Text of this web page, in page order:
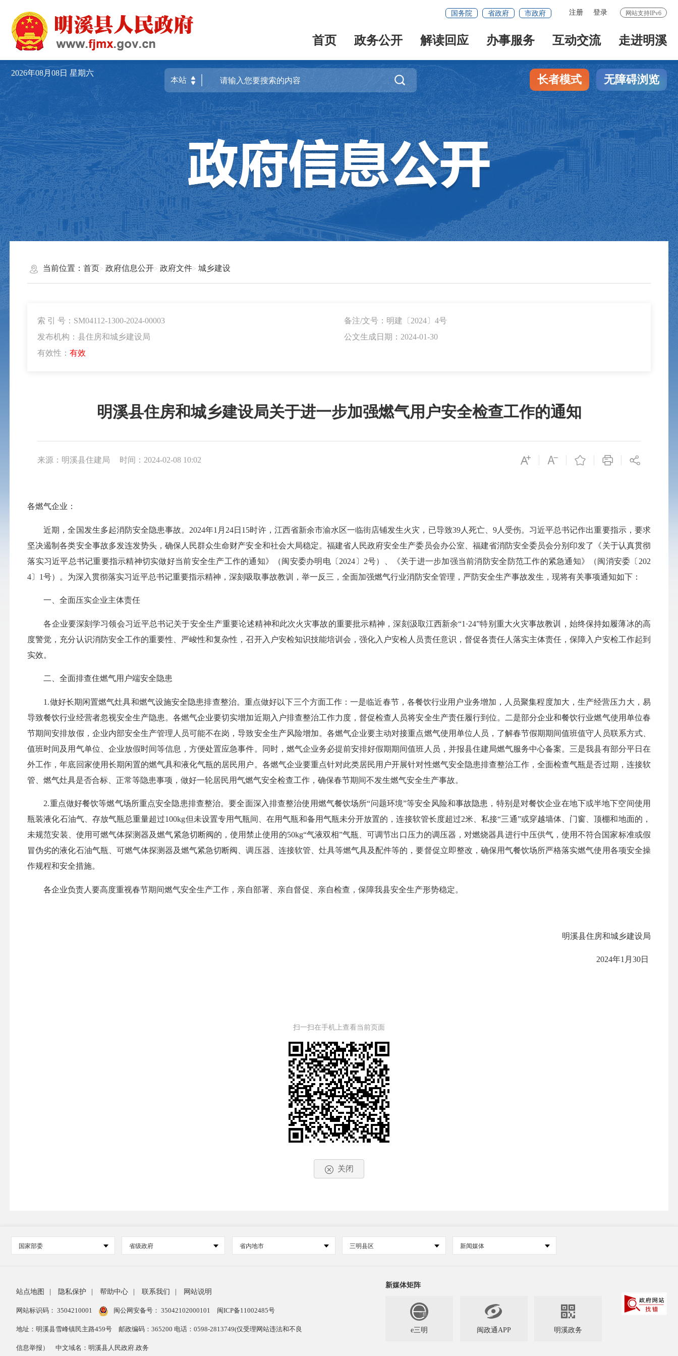
网站支持IPv6
注册 登录
国务院 省政府 市政府
首页 政务公开 解读回应 办事服务 互动交流 走进明溪
2026年08月08日 星期六
 长者模式 无障碍浏览
当前位置： 首页 政府信息公开 政府文件 城乡建设
索 引 号：SM04112-1300-2024-00003
备注/文号：明建〔2024〕4号
发布机构：县住房和城乡建设局
公文生成日期：2024-01-30
有效性： 有效
明溪县住房和城乡建设局关于进一步加强燃气用户安全检查工作的通知
来源：明溪县住建局 时间：2024-02-08 10:02
各燃气企业：
近期，全国发生多起消防安全隐患事故。2024年1月24日15时许，江西省新余市渝水区一临街店铺发生火灾，已导致39人死亡、9人受伤。习近平总书记作出重要指示，要求
坚决遏制各类安全事故多发连发势头，确保人民群众生命财产安全和社会大局稳定。福建省人民政府安全生产委员会办公室、福建省消防安全委员会分别印发了《关于认真贯彻
落实习近平总书记重要指示精神切实做好当前安全生产工作的通知》（闽安委办明电〔2024〕2号）、《关于进一步加强当前消防安全防范工作的紧急通知》（闽消安委〔202
4〕1号）。为深入贯彻落实习近平总书记重要指示精神，深刻吸取事故教训，举一反三，全面加强燃气行业消防安全管理，严防安全生产事故发生，现将有关事项通知如下：
一、全面压实企业主体责任
各企业要深刻学习领会习近平总书记关于安全生产重要论述精神和此次火灾事故的重要批示精神，深刻汲取江西新余“1·24”特别重大火灾事故教训，始终保持如履薄冰的高
度警觉，充分认识消防安全工作的重要性、严峻性和复杂性，召开入户安检知识技能培训会，强化入户安检人员责任意识，督促各责任人落实主体责任，保障入户安检工作起到
实效。
二、全面排查住燃气用户端安全隐患
1.做好长期闲置燃气灶具和燃气设施安全隐患排查整治。重点做好以下三个方面工作：一是临近春节，各餐饮行业用户业务增加，人员聚集程度加大，生产经营压力大，易
导致餐饮行业经营者忽视安全生产隐患。各燃气企业要切实增加近期入户排查整治工作力度，督促检查人员将安全生产责任履行到位。二是部分企业和餐饮行业燃气使用单位春
节期间安排放假，企业内部安全生产管理人员可能不在岗，导致安全生产风险增加。各燃气企业要主动对接重点燃气使用单位人员，了解春节假期期间值班值守人员联系方式、
值班时间及用气单位、企业放假时间等信息，方便处置应急事件。同时，燃气企业务必提前安排好假期期间值班人员，并报县住建局燃气服务中心备案。三是我县有部分平日在
外工作，年底回家使用长期闲置的燃气具和液化气瓶的居民用户。各燃气企业要重点针对此类居民用户开展针对性燃气安全隐患排查整治工作，全面检查气瓶是否过期，连接软
管、燃气灶具是否合标、正常等隐患事项，做好一轮居民用气燃气安全检查工作，确保春节期间不发生燃气安全生产事故。
2.重点做好餐饮等燃气场所重点安全隐患排查整治。要全面深入排查整治使用燃气餐饮场所“问题环境”等安全风险和事故隐患，特别是对餐饮企业在地下或半地下空间使用
瓶装液化石油气、存放气瓶总重量超过100kg但未设置专用气瓶间、在用气瓶和备用气瓶未分开放置的，连接软管长度超过2米、私接“三通”或穿越墙体、门窗、顶棚和地面的，
未规范安装、使用可燃气体探测器及燃气紧急切断阀的，使用禁止使用的50kg“气液双相”气瓶、可调节出口压力的调压器，对燃烧器具进行中压供气，使用不符合国家标准或假
冒伪劣的液化石油气瓶、可燃气体探测器及燃气紧急切断阀、调压器、连接软管、灶具等燃气具及配件等的，要督促立即整改，确保用气餐饮场所严格落实燃气使用各项安全操
作规程和安全措施。
各企业负责人要高度重视春节期间燃气安全生产工作，亲自部署、亲自督促、亲自检查，保障我县安全生产形势稳定。
明溪县住房和城乡建设局
2024年1月30日
扫一扫在手机上查看当前页面
关闭
国家部委 省级政府 省内地市 三明县区 新闻媒体
站点地图 隐私保护 帮助中心 联系我们 网站说明
网站标识码： 3504210001 闽公网安备号： 35042102000101 闽ICP备11002485号
地址：明溪县雪峰镇民主路459号 邮政编码：365200 电话：0598-2813749(仅受理网站违法和不良
信息举报） 中文域名：明溪县人民政府.政务
新媒体矩阵
e三明

闽政通APP

明溪政务